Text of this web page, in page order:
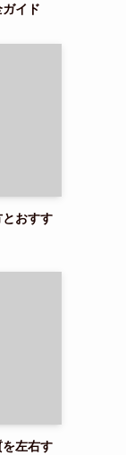
イド
おすす
左右す